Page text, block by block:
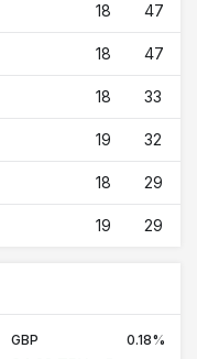
18 47
18 47
18 33
19 32
18 29
19 29
GBP 0.18%